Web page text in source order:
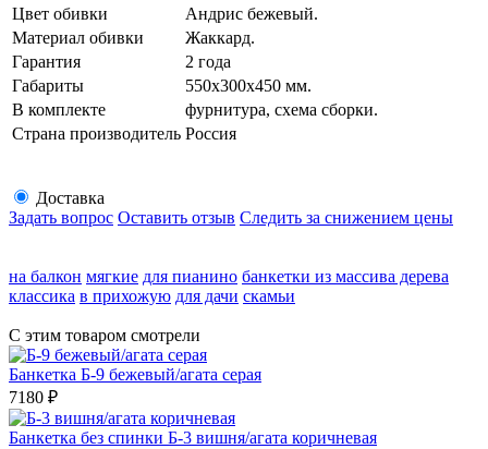
Цвет обивки
Андрис бежевый.
Материал обивки
Жаккард.
Гарантия
2 года
Габариты
550х300х450 мм.
В комплекте
фурнитура, схема сборки.
Страна производитель Россия
Доставка
Задать вопрос Оставить отзыв Следить за снижением цены
на балкон мягкие для пианино банкетки из массива дерева
классика в прихожую для дачи скамьи
С этим товаром смотрели
Банкетка Б-9 бежевый/агата серая
7180 ₽
Банкетка без спинки Б-3 вишня/агата коричневая